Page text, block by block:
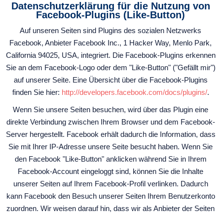
Datenschutzerklärung für die Nutzung von
Facebook-Plugins (Like-Button)
Auf unseren Seiten sind Plugins des sozialen Netzwerks
Facebook, Anbieter Facebook Inc., 1 Hacker Way, Menlo Park,
California 94025, USA, integriert. Die Facebook-Plugins erkennen
Sie an dem Facebook-Logo oder dem "Like-Button" ("Gefällt mir")
auf unserer Seite. Eine Übersicht über die Facebook-Plugins
finden Sie hier: http://developers.facebook.com/docs/plugins/.
Wenn Sie unsere Seiten besuchen, wird über das Plugin eine
direkte Verbindung zwischen Ihrem Browser und dem Facebook-
Server hergestellt. Facebook erhält dadurch die Information, dass
Sie mit Ihrer IP-Adresse unsere Seite besucht haben. Wenn Sie
den Facebook "Like-Button" anklicken während Sie in Ihrem
Facebook-Account eingeloggt sind, können Sie die Inhalte
unserer Seiten auf Ihrem Facebook-Profil verlinken. Dadurch
kann Facebook den Besuch unserer Seiten Ihrem Benutzerkonto
zuordnen. Wir weisen darauf hin, dass wir als Anbieter der Seiten